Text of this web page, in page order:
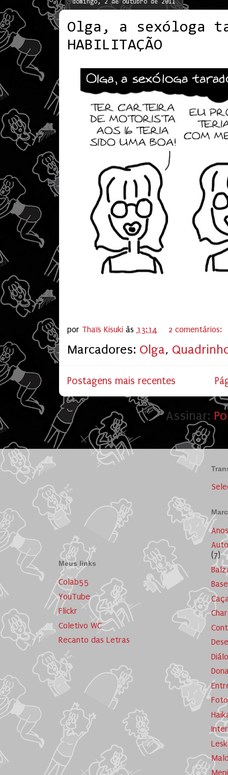
domingo, 2 de outubro de 2011
Olga, a sexóloga
HABILITAÇÃO
por Thaïs Kisuki às 13:14 2 comentários:
Marcadores: Olga,
Postagens mais recentes
Assinar:
Meus links
Colab55
YouTube
Flickr
Coletivo WC
Recanto das Letras
(7)